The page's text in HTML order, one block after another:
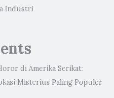
Industri
di Amerika Serikat:
Misterius Paling Populer